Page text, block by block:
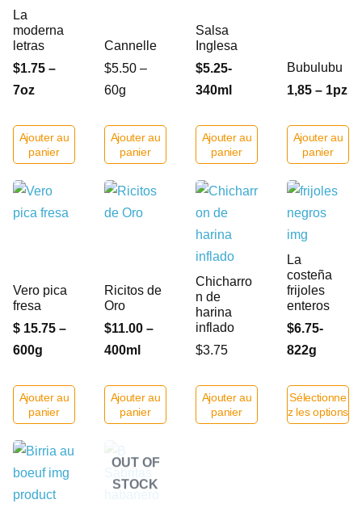
La
moderna
letras
$1.75 –
7oz
Ajouter au
panier
Cannelle
$5.50 –
60g
Ajouter au
panier
Salsa
Inglesa
$5.25-
340ml
Ajouter au
panier
Bubulubu
1,85 – 1pz
Ajouter au
panier
Vero pica
fresa
$ 15.75 –
600g
Ajouter au
panier
Ricitos de
Oro
$11.00 –
400ml
Ajouter au
panier
Chicharro
n de
harina
inflado
$3.75
Ajouter au
panier
La
costeña
frijoles
enteros
$6.75-
822g
Sélectionne
z les options
OUT OF
STOCK